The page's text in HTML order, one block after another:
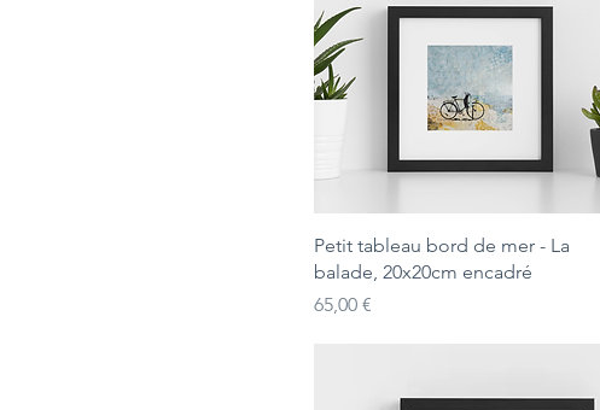
Petit tableau bord de mer - La
balade, 20x20cm encadré
Prix
65,00 €